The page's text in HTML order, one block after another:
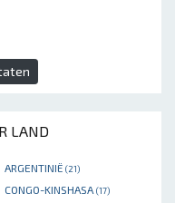
LAND
ARGENTINIË (21)
CONGO-KINSHASA (17)